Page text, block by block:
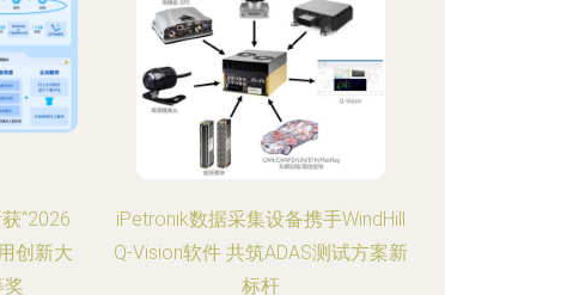
“2026
创新大
奖
iPetronik数据采集设备携手WindHill
Q-Vision软件 共筑ADAS测试方案新
标杆